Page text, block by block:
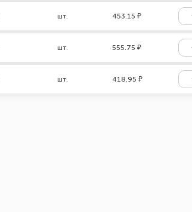
шт. 453.15 ₽
шт. 555.75 ₽
шт. 418.95 ₽